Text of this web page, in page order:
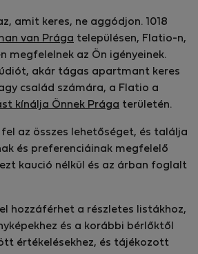
amit keres, ne aggódjon. 1018
van Prága településen, Flatio-n,
megfelelnek az Ön igényeinek.
akár tágas apartmant keres
család számára, a Flatio a
kínálja Önnek Prága területén.
az összes lehetőséget, és találja
és preferenciáinak megfelelő
kaució nélkül és az árban foglalt
hozzáférhet a részletes listákhoz,
és a korábbi bérlőktől
értékelésekhez, és tájékozott